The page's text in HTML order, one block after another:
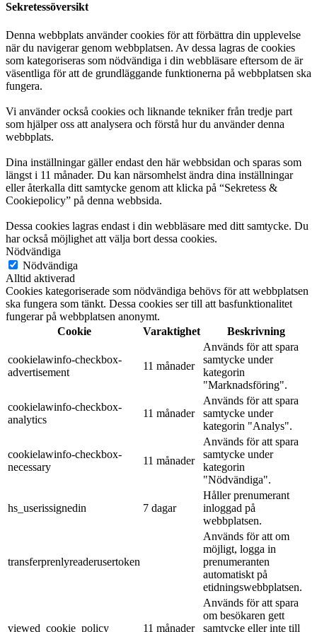
Sekretessöversikt
Denna webbplats använder cookies för att förbättra din upplevelse
när du navigerar genom webbplatsen. Av dessa lagras de cookies
som kategoriseras som nödvändiga i din webbläsare eftersom de är
väsentliga för att de grundläggande funktionerna på webbplatsen ska
fungera.
Vi använder också cookies och liknande tekniker från tredje part
som hjälper oss att analysera och förstå hur du använder denna
webbplats.
Dina inställningar gäller endast den här webbsidan och sparas som
längst i 11 månader. Du kan närsomhelst ändra dina inställningar
eller återkalla ditt samtycke genom att klicka på “Sekretess &
Cookiepolicy” på denna webbsida.
Dessa cookies lagras endast i din webbläsare med ditt samtycke. Du
har också möjlighet att välja bort dessa cookies.
Nödvändiga
Nödvändiga
Alltid aktiverad
Cookies kategoriserade som nödvändiga behövs för att webbplatsen
ska fungera som tänkt. Dessa cookies ser till att basfunktionalitet
fungerar på webbplatsen anonymt.
Cookie
Varaktighet Beskrivning
cookielawinfo-checkbox-
advertisement
11 månader
Används för att spara
samtycke under
kategorin
"Marknadsföring".
cookielawinfo-checkbox-
analytics
11 månader
Används för att spara
samtycke under
kategorin "Analys".
cookielawinfo-checkbox-
necessary
11 månader
Används för att spara
samtycke under
kategorin
"Nödvändiga".
hs_userissignedin 7 dagar
Håller prenumerant
inloggad på
webbplatsen.
transferprenlyreaderusertoken
Används för att om
möjligt, logga in
prenumeranten
automatiskt på
etidningswebbplatsen.
viewed_cookie_policy 11 månader
Används för att spara
om besökaren gett
samtycke eller inte till